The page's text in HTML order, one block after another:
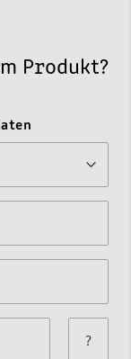
Produkt?
?